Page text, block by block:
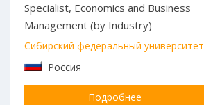
Specialist, Economics and Business
Management (by Industry)
Сибирский федеральный университет
Россия
Подробнее